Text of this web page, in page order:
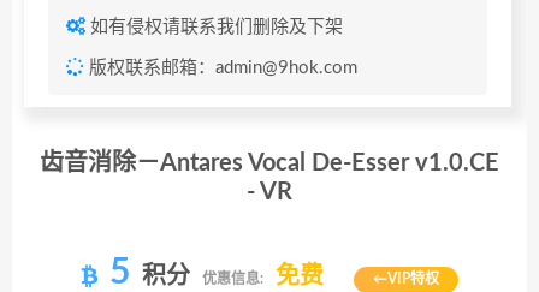
如有侵权请联系我们删除及下架
版权联系邮箱：admin@9hok.com
齿音消除－Antares Vocal De-Esser v1.0.CE
- VR
5 积分 优惠信息: 免费 ←VIP特权